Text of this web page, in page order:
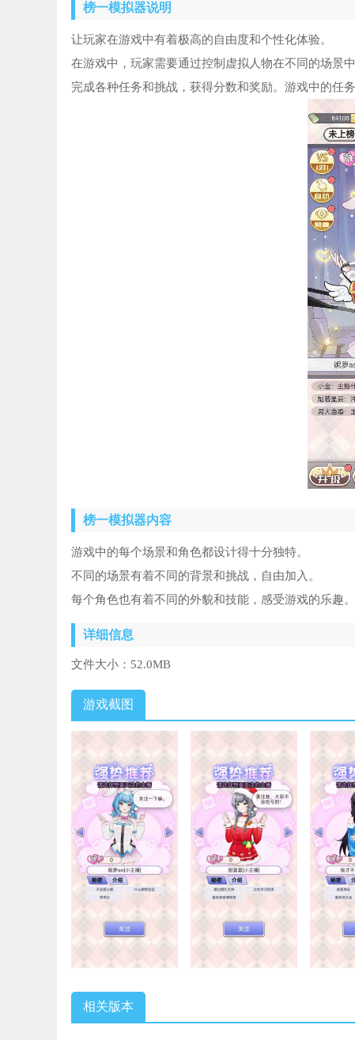
榜一模拟器说明
让玩家在游戏中有着极高的自由度和个性化体验。
在游戏中，玩家需要通过控制虚拟人物在不同的场景中
完成各种任务和挑战，获得分数和奖励。游戏中的任务
榜一模拟器内容
游戏中的每个场景和角色都设计得十分独特。
不同的场景有着不同的背景和挑战，自由加入。
每个角色也有着不同的外貌和技能，感受游戏的乐趣。
详细信息
文件大小： 52.0MB
游戏截图
相关版本